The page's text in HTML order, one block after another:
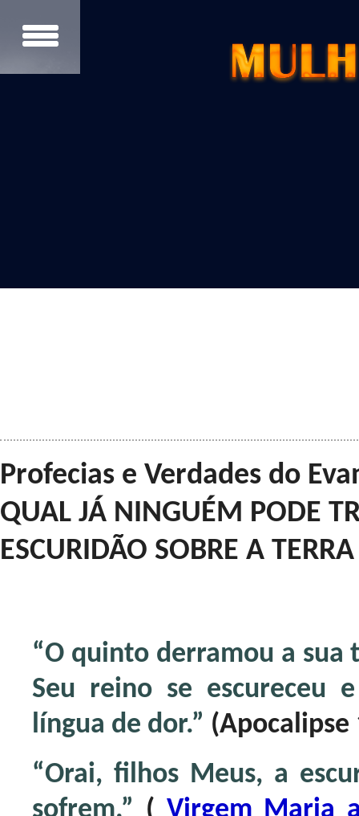
Profecias e Verdades do
QUAL JÁ NINGUÉM PODE
ESCURIDÃO SOBRE A TERRA
“O quinto derramou a sua
Seu reino se escureceu
língua de dor.” (Apocalipse
“Orai, filhos Meus, a